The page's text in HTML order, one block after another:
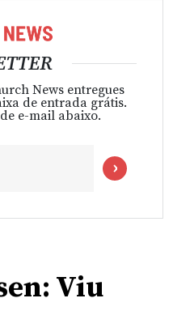
News entregues
de entrada grátis.
e-mail abaixo.
Viu